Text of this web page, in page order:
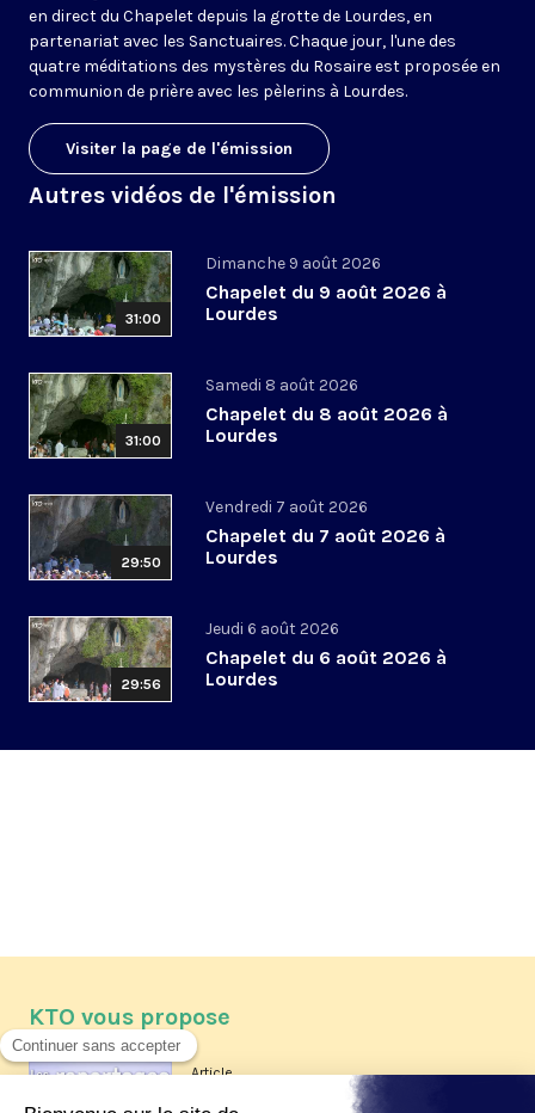
en direct du Chapelet depuis la grotte de Lourdes, en
partenariat avec les Sanctuaires. Chaque jour, l'une des
quatre méditations des mystères du Rosaire est proposée en
communion de prière avec les pèlerins à Lourdes.
Visiter la page de l'émission
Autres vidéos de l'émission
31:00
Dimanche 9 août 2026
Chapelet du 9 août 2026 à
Lourdes
31:00
Samedi 8 août 2026
Chapelet du 8 août 2026 à
Lourdes
29:50
Vendredi 7 août 2026
Chapelet du 7 août 2026 à
Lourdes
29:56
Jeudi 6 août 2026
Chapelet du 6 août 2026 à
Lourdes
KTO vous propose
Article
Les reportages d'été 2026 de KTO